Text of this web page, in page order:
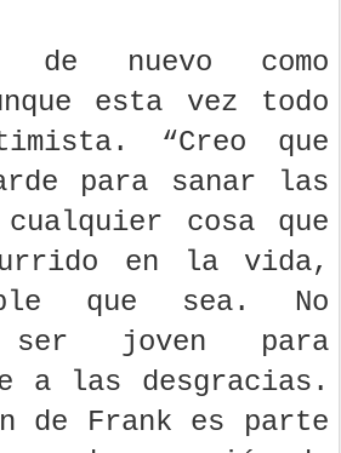
nuevo como
esta vez todo
“Creo que
para sanar las
cosa que
en la vida,
que sea. No
ser joven para
a las desgracias.
de Frank es parte